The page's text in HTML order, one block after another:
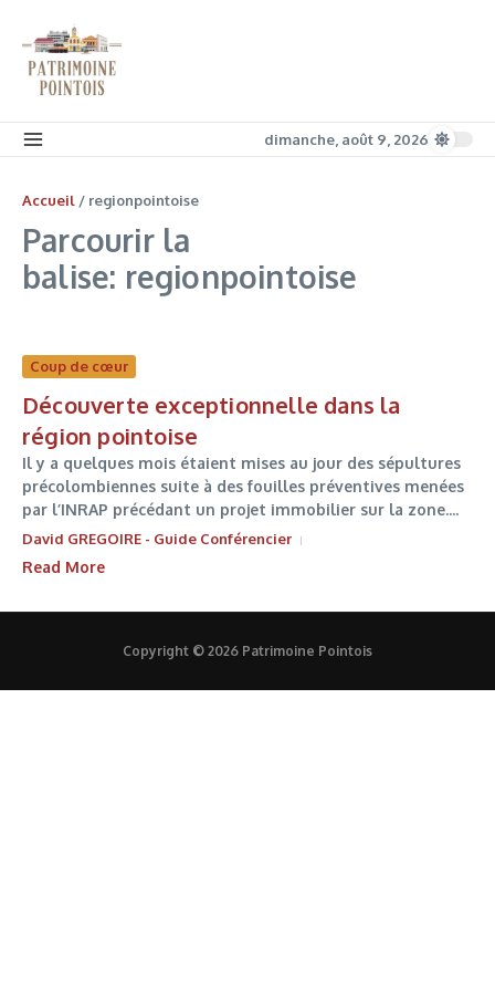
dimanche, août 9, 2026
Accueil / regionpointoise
Parcourir la
balise: regionpointoise
Coup de cœur
Découverte exceptionnelle dans la
région pointoise
Il y a quelques mois étaient mises au jour des sépultures
précolombiennes suite à des fouilles préventives menées
par l’INRAP précédant un projet immobilier sur la zone....
David GREGOIRE - Guide Conférencier
Read More
Copyright © 2026 Patrimoine Pointois